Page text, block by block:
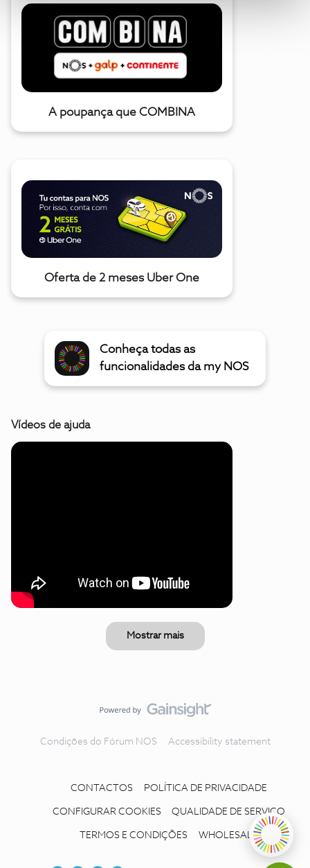
A poupança que COMBINA
Oferta de 2 meses Uber One
Conheça todas as
funcionalidades da my NOS
Vídeos de ajuda
Mostrar mais
Condições do Fórum NOS Accessibility statement
CONTACTOS POLÍTICA DE PRIVACIDADE
CONFIGURAR COOKIES QUALIDADE DE SERVIÇO
TERMOS E CONDIÇÕES WHOLESALE